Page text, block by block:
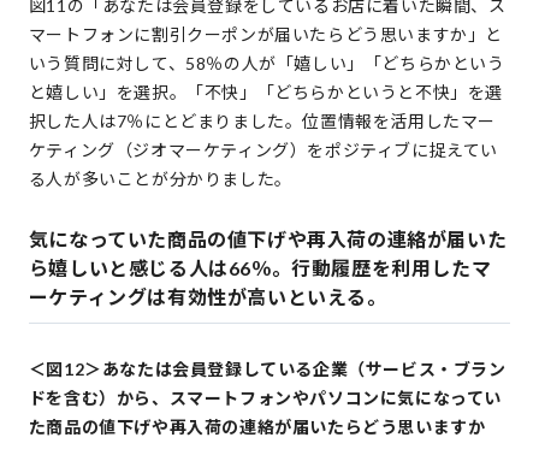
図11の「あなたは会員登録をしているお店に着いた瞬間、ス
マートフォンに割引クーポンが届いたらどう思いますか」と
いう質問に対して、58％の人が「嬉しい」「どちらかという
と嬉しい」を選択。「不快」「どちらかというと不快」を選
択した人は7％にとどまりました。位置情報を活用したマー
ケティング（ジオマーケティング）をポジティブに捉えてい
る人が多いことが分かりました。
気になっていた商品の値下げや再入荷の連絡が届いた
ら嬉しいと感じる人は66％。行動履歴を利用したマ
ーケティングは有効性が高いといえる。
＜図12＞あなたは会員登録している企業（サービス・ブラン
ドを含む）から、スマートフォンやパソコンに気になってい
た商品の値下げや再入荷の連絡が届いたらどう思いますか